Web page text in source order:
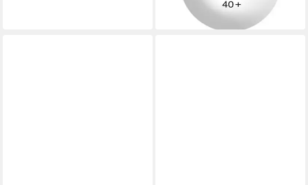
lieferbar - in 2-3 Werktagen bei dir